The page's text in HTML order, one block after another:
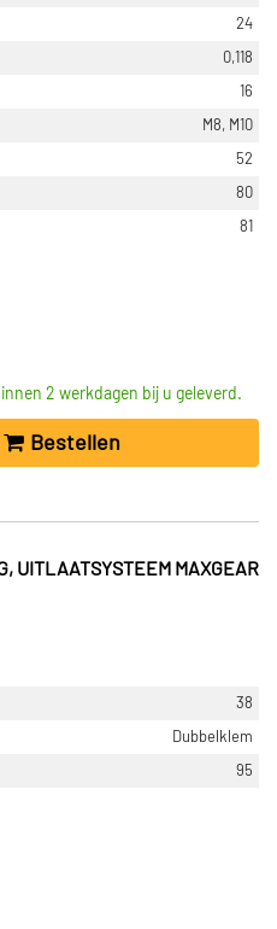
24
0,118
16
M8, M10
52
80
81
2 werkdagen bij u geleverd.
Bestellen
UITLAATSYSTEEM MAXGEAR
38
Dubbelklem
95